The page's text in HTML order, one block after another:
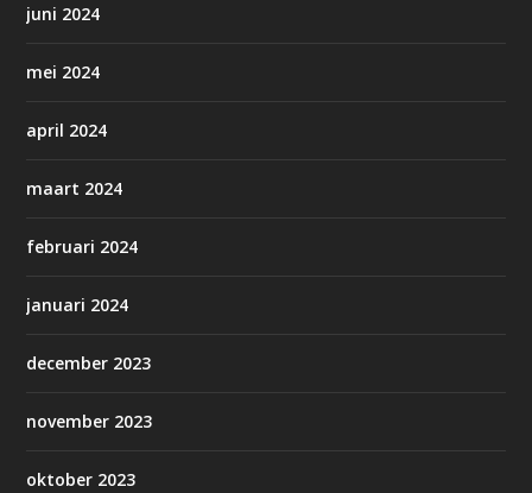
juni 2024
mei 2024
april 2024
maart 2024
februari 2024
januari 2024
december 2023
november 2023
oktober 2023